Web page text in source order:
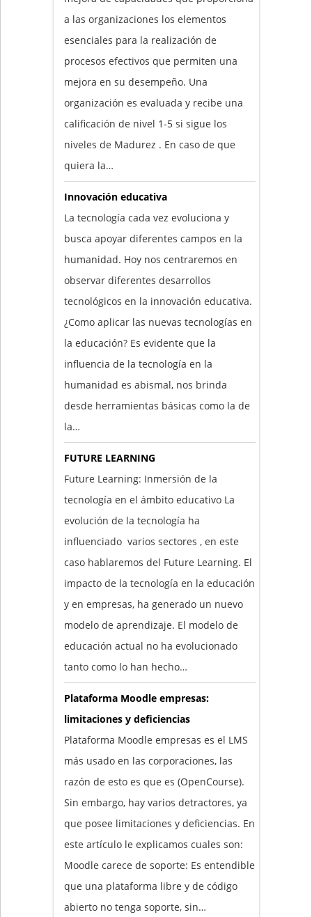
a las organizaciones los elementos
esenciales para la realización de
procesos efectivos que permiten una
mejora en su desempeño. Una
organización es evaluada y recibe una
calificación de nivel 1-5 si sigue los
niveles de Madurez . En caso de que
quiera la…
Innovación educativa
La tecnología cada vez evoluciona y
busca apoyar diferentes campos en la
humanidad. Hoy nos centraremos en
observar diferentes desarrollos
tecnológicos en la innovación educativa.
¿Como aplicar las nuevas tecnologías en
la educación? Es evidente que la
influencia de la tecnología en la
humanidad es abismal, nos brinda
desde herramientas básicas como la de
la…
FUTURE LEARNING
Future Learning: Inmersión de la
tecnología en el ámbito educativo La
evolución de la tecnología ha
influenciado varios sectores , en este
caso hablaremos del Future Learning. El
impacto de la tecnología en la educación
y en empresas, ha generado un nuevo
modelo de aprendizaje. El modelo de
educación actual no ha evolucionado
tanto como lo han hecho…
Plataforma Moodle empresas:
limitaciones y deficiencias
Plataforma Moodle empresas es el LMS
más usado en las corporaciones, las
razón de esto es que es (OpenCourse).
Sin embargo, hay varios detractores, ya
que posee limitaciones y deficiencias. En
este artículo le explicamos cuales son:
Moodle carece de soporte: Es entendible
que una plataforma libre y de código
abierto no tenga soporte, sin…